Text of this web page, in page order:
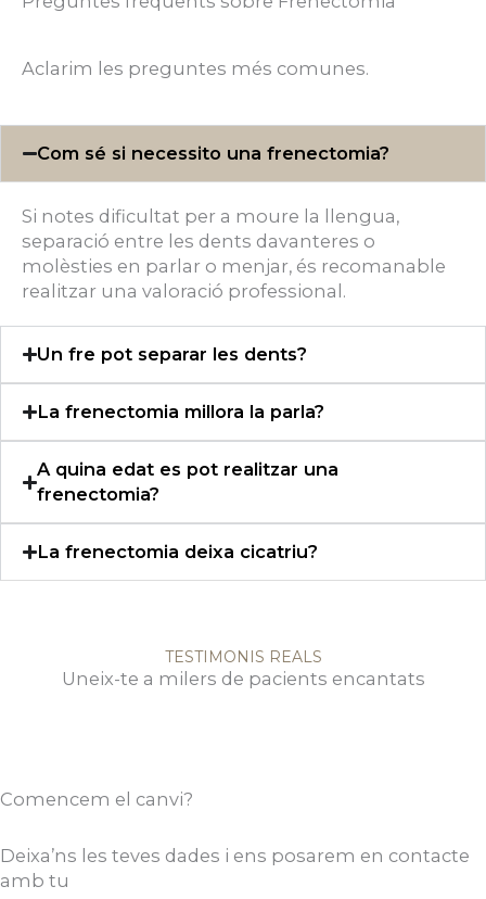
Aclarim les preguntes més comunes.
Com sé si necessito una frenectomia?
Si notes dificultat per a moure la llengua,
separació entre les dents davanteres o
molèsties en parlar o menjar, és recomanable
realitzar una valoració professional.
Un fre pot separar les dents?
La frenectomia millora la parla?
A quina edat es pot realitzar una
frenectomia?
La frenectomia deixa cicatriu?
TESTIMONIS REALS
Uneix-te a milers de pacients encantats
Comencem el canvi?
Deixa’ns les teves dades i ens posarem en contacte
amb tu